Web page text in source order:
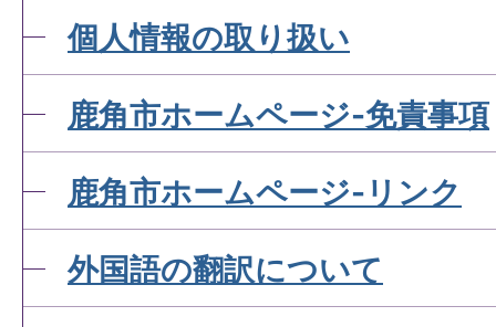
個人情報の取り扱い
鹿角市ホームページ-免責事項
鹿角市ホームページ-リンク
外国語の翻訳について